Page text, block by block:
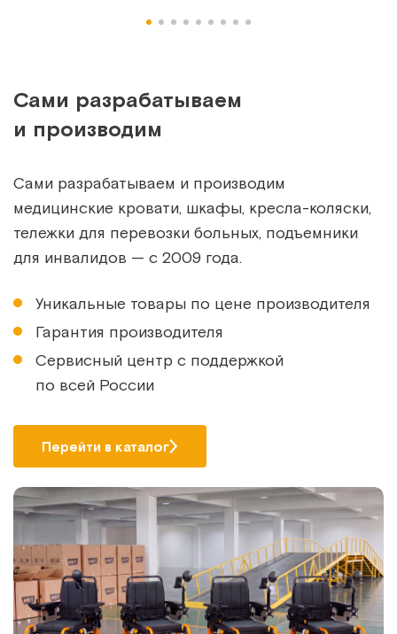
Сами разрабатываем
и производим
Сами разрабатываем и производим
медицинские кровати, шкафы, кресла-коляски,
тележки для перевозки больных, подъемники
для инвалидов — с 2009 года.
Уникальные товары по цене производителя
Гарантия производителя
Сервисный центр с поддержкой
по всей России
Перейти в каталог